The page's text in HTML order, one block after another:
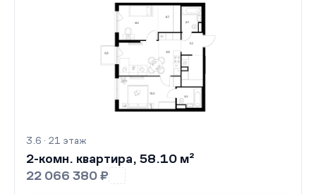
3.6 · 21 этаж
2-комн. квартира, 58.10 м²
22 066 380 ₽